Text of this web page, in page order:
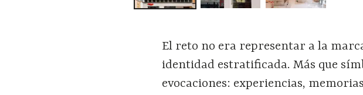
El reto no era representar a la
identidad estratificada. Más que
evocaciones: experiencias,